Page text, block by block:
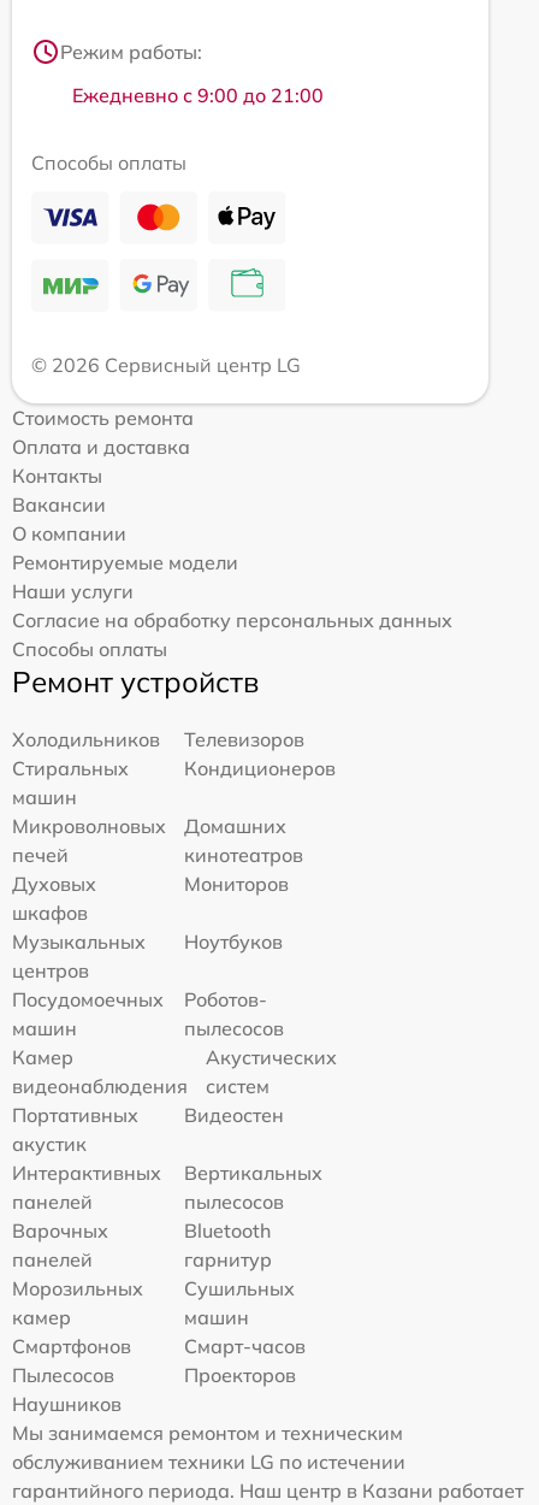
Режим работы:
Ежедневно с 9:00 до 21:00
Способы оплаты
© 2026 Сервисный центр LG
Стоимость ремонта
Оплата и доставка
Контакты
Вакансии
О компании
Ремонтируемые модели
Наши услуги
Согласие на обработку персональных данных
Способы оплаты
Ремонт устройств
Холодильников
Телевизоров
Стиральных
машин
Кондиционеров
Микроволновых
печей
Домашних
кинотеатров
Духовых
шкафов
Мониторов
Музыкальных
центров
Ноутбуков
Посудомоечных
машин
Роботов-
пылесосов
Камер
видеонаблюдения
Акустических
систем
Портативных
акустик
Видеостен
Интерактивных
панелей
Вертикальных
пылесосов
Варочных
панелей
Bluetooth
гарнитур
Морозильных
камер
Сушильных
машин
Смартфонов
Смарт-часов
Пылесосов
Проекторов
Наушников
Мы занимаемся ремонтом и техническим
обслуживанием техники LG по истечении
гарантийного периода. Наш центр в Казани работает